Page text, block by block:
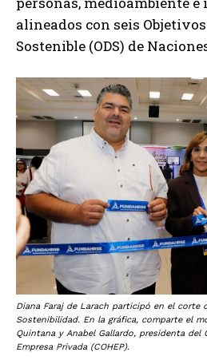
alineados con seis
Sostenible (ODS) de
Diana Faraj de Larach participó en el corte
Sostenibilidad. En la gráfica, comparte el
Quintana y Anabel Gallardo, presidenta del
Empresa Privada (COHEP).